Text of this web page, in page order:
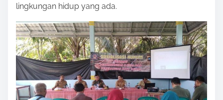
lingkungan hidup yang ada.